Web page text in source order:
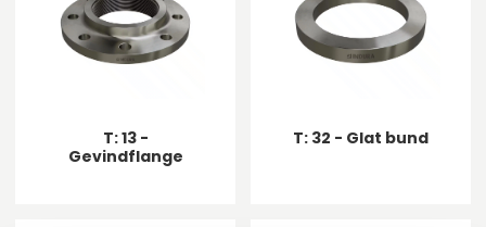
T: 13 -
Gevindflange
T: 32 - Glat bund